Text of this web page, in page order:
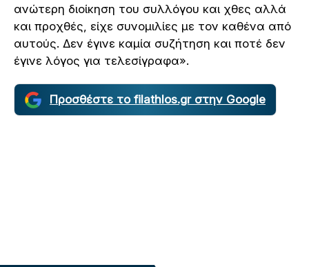
ανώτερη διοίκηση του συλλόγου και χθες αλλά
και προχθές, είχε συνομιλίες με τον καθένα από
αυτούς. Δεν έγινε καμία συζήτηση και ποτέ δεν
έγινε λόγος για τελεσίγραφα».
Προσθέστε το filathlos.gr στην Google